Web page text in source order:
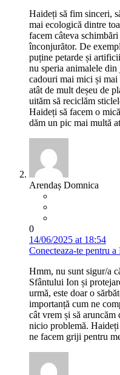
Haideți să fim sinceri,
mai ecologică dintre
facem câteva
înconjurător. De
puține petarde și
nu speria animalele din
cadouri mai mici și mai
atât de mult deșeu de
uităm să reciclăm
Haideți să facem o
dăm un pic mai multă
Arendaș Domnica
0
14/06/2025 at 18:54
Conecteaza-te pentru a
Hmm, nu sunt sigur/a
Sfântului Ion și
urmă, este doar o
importanță cum ne
cât vrem și să aruncăm
nicio problemă. Haideți
ne facem griji pentru